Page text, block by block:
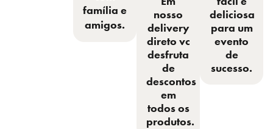
família e
amigos.
nosso
delivery
direto vc
desfruta
de
descontos
em
todos os
produtos.
deliciosa
para um
evento
de
sucesso.